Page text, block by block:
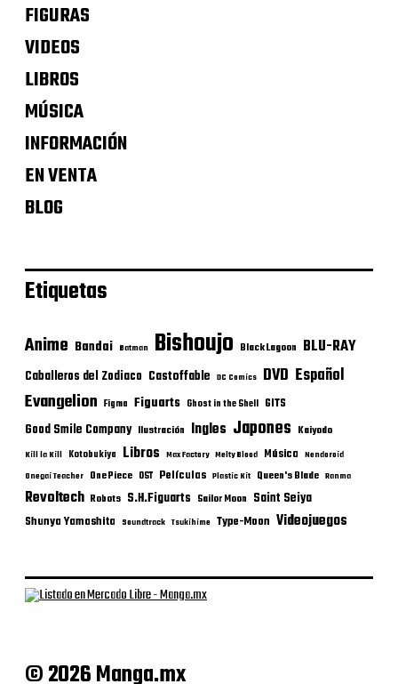
FIGURAS
VIDEOS
LIBROS
MÚSICA
INFORMACIÓN
EN VENTA
BLOG
Etiquetas
Anime Bandai Batman Bishoujo Black Lagoon BLU-RAY
Caballeros del Zodiaco Castoffable DC Comics DVD Español
Evangelion Figma Figuarts Ghost in the Shell GITS
Good Smile Company Ilustración Ingles Japones Kaiyodo
Kill la Kill Kotobukiya Libros Max Factory Melty Blood Música Nendoroid
Onegai Teacher One Piece OST Películas Plastic Kit Queen's Blade Ranma
Revoltech Robots S.H.Figuarts Sailor Moon Saint Seiya
Shunya Yamashita Soundtrack Tsukihime Type-Moon Videojuegos
© 2026 Manga.mx